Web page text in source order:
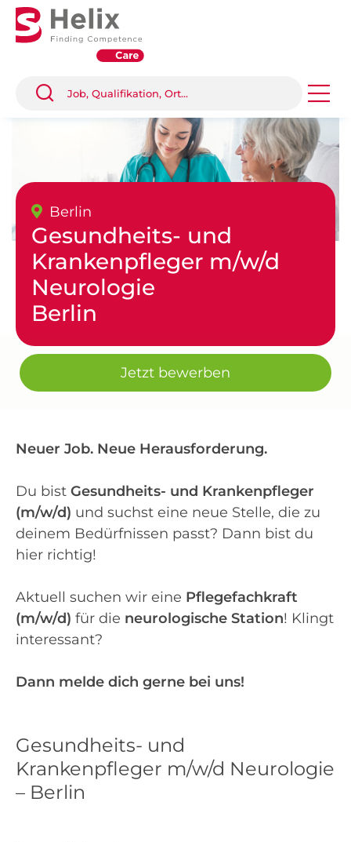
Berlin
Gesundheits- und
Krankenpfleger m/w/d
Neurologie
Berlin
Jetzt bewerben
Neuer Job. Neue Herausforderung.
Du bist Gesundheits- und Krankenpfleger
(m/w/d) und suchst eine neue Stelle, die zu
deinem Bedürfnissen passt? Dann bist du
hier richtig!
Aktuell suchen wir eine Pflegefachkraft
(m/w/d) für die neurologische Station! Klingt
interessant?
Dann melde dich gerne bei uns!
Gesundheits- und
Krankenpfleger m/w/d Neurologie
– Berlin